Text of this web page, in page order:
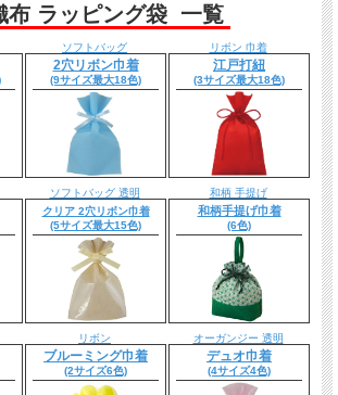
布 ラッピング袋 一覧
ソフトバッグ
2穴リボン巾着
(9サイズ最大18色)
リボン 巾着
江戸打紐
(3サイズ最大18色)
ソフトバッグ 透明
クリア 2穴リボン巾着
(5サイズ最大15色)
和柄 手提げ
和柄手提げ巾着
(6色)
リボン
ブルーミング巾着
(2サイズ6色)
オーガンジー 透明
デュオ巾着
(4サイズ4色)